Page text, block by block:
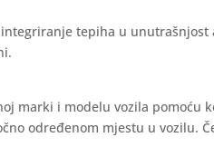
tepiha u unutrašnjost
marki i modelu vozila pomoću
određenom mjestu u vozilu.